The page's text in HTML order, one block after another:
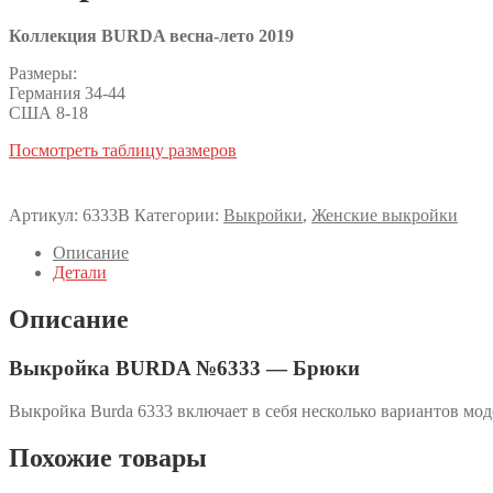
Коллекция BURDA весна-лето 2019
Размеры:
Германия 34-44
США 8-18
Посмотреть таблицу размеров
Артикул: 6333B Категории: Выкройки, Женские выкройки
Описание
Детали
Описание
Выкройка BURDA №6333 — Брюки
Выкройка Burda 6333 включает в себя несколько вариантов
Похожие товары